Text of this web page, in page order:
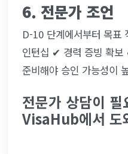
6. 전문가 조언
D-10 단계에서부터 목표
인턴십 ✔ 경력 증빙 확
준비해야 승인 가능성이
전문가 상담이
VisaHub에서 도